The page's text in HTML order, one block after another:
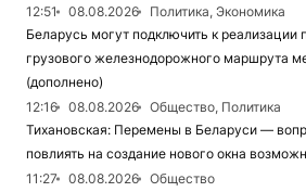
12:51
08.08.2026
Политика, Экономика
Беларусь могут подключить к реализации
грузового железнодорожного маршрута
(дополнено)
12:16
08.08.2026
Общество, Политика
Тихановская: Перемены в Беларуси —
повлиять на создание нового окна
11:27
08.08.2026
Общество